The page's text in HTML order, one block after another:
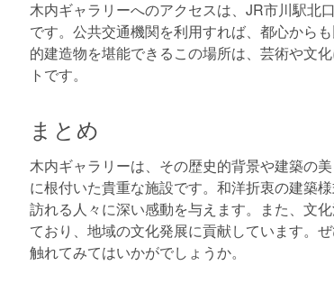
木内ギャラリーへのアクセスは、JR市川駅北
です。公共交通機関を利用すれば、都心から
的建造物を堪能できるこの場所は、芸術や文
トです。
まとめ
木内ギャラリーは、その歴史的背景や建築の
に根付いた貴重な施設です。和洋折衷の建築
訪れる人々に深い感動を与えます。また、文
ており、地域の文化発展に貢献しています。
触れてみてはいかがでしょうか。